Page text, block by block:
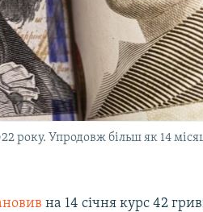
року. Упродовж більш як 14
на 14 січня курс 42